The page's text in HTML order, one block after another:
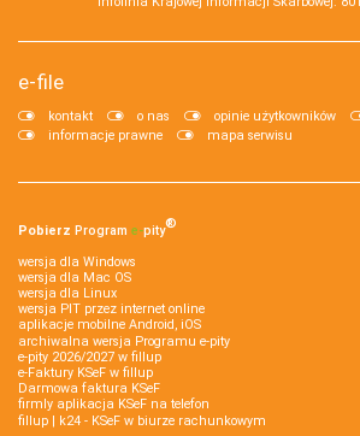
e-file
kontakt o nas opinie użytkowników
informacje prawne
mapa serwisu
Pobierz Program e‑pity®
wersja dla Windows
wersja dla Mac OS
wersja dla Linux
wersja PIT przez internet online
aplikacje mobilne Android, iOS
archiwalna wersja Programu e-pity
e-pity 2026/2027 w fillup
e‑Faktury KSeF w fillup
Darmowa faktura KSeF
firmly aplikacja KSeF na telefon
fillup | k24 - KSeF w biurze rachunkowym